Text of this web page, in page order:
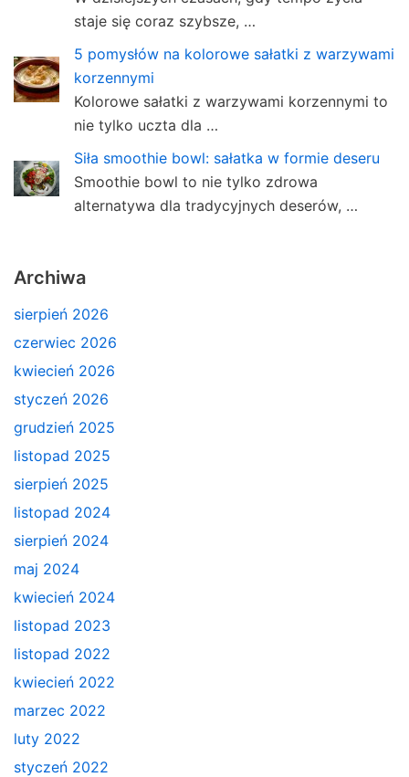
staje się coraz szybsze, …
5 pomysłów na kolorowe sałatki z warzywami
korzennymi
Kolorowe sałatki z warzywami korzennymi to
nie tylko uczta dla …
Siła smoothie bowl: sałatka w formie deseru
Smoothie bowl to nie tylko zdrowa
alternatywa dla tradycyjnych deserów, …
Archiwa
sierpień 2026
czerwiec 2026
kwiecień 2026
styczeń 2026
grudzień 2025
listopad 2025
sierpień 2025
listopad 2024
sierpień 2024
maj 2024
kwiecień 2024
listopad 2023
listopad 2022
kwiecień 2022
marzec 2022
luty 2022
styczeń 2022